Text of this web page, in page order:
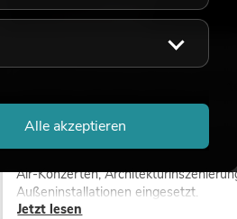
Outdoor Moving-Heads:
Heads bei Events
Outdoor Moving-Heads sind
Einsatz im Freien. Sie werden bei
Air-Konzerten,
Außeninstallationen eingesetzt.
Jetzt lesen
Alle akzeptieren